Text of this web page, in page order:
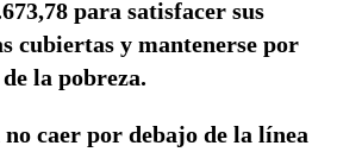
para satisfacer sus
cubiertas y mantenerse por
la pobreza.
caer por debajo de la línea